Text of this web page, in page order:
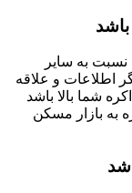
نسبت به سایر
اطلاعات و علاقه
شما بالا باشد
به بازار مسکن